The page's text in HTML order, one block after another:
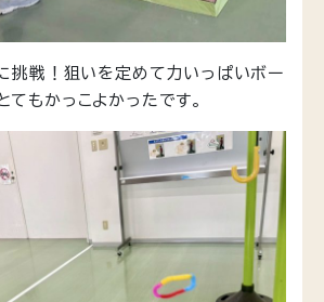
に挑戦！狙いを定めて力いっぱいボー
てもかっこよかったです。